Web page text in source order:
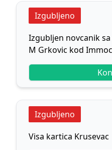
Izgubljeno
Izgubljen novcanik
M Grkovic kod
Izgubljeno
Visa kartica Krusevac